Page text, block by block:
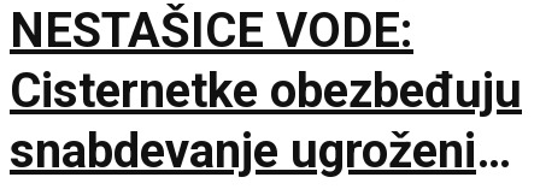
NESTAŠICE VODE:
Cisternetke obezbeđuju
snabdevanje ugroženih